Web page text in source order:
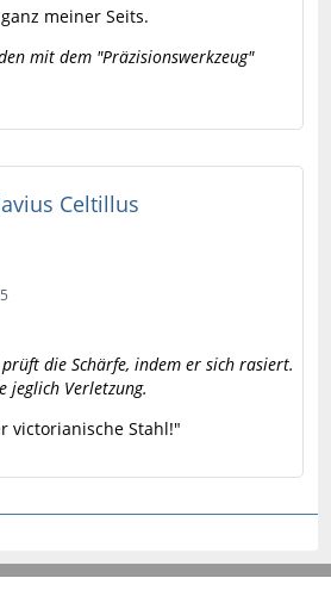
meiner Seits.
mit dem "Präzisionswerkzeug"
Celtillus
die Schärfe, indem er sich rasiert.
jeglich Verletzung.
victorianische Stahl!"